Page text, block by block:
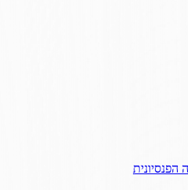
הפנסיונית